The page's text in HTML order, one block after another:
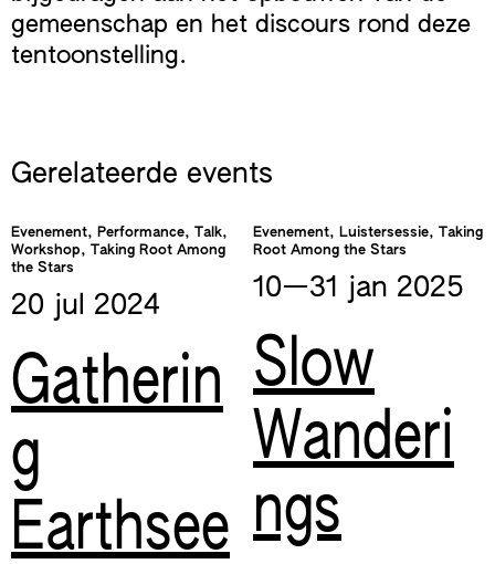
gemeenschap en het discours rond deze
tentoonstelling.
Gerelateerde events
Evenement, Performance, Talk,
Workshop, Taking Root Among
the Stars
20 jul 2024
Gatherin
g
Earthsee
Evenement, Luistersessie, Taking
Root Among the Stars
10—​31 jan 2025
Slow
Wanderi
ngs